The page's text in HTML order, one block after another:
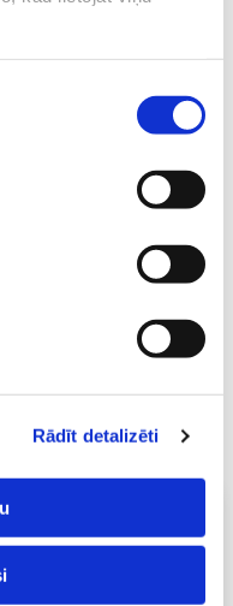
Rādīt detalizēti
speciālistes Olgas